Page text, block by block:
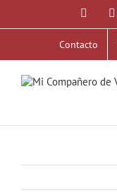
contenido
Contacto